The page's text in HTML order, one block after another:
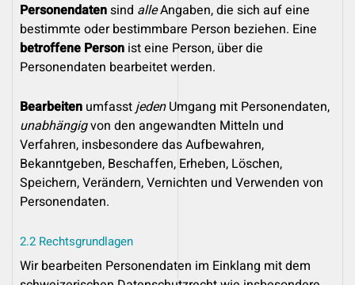
Personendatensind alleAngaben, die sich auf eine
bestimmte oder bestimmbare Person beziehen. Eine
betroffene Person ist eine Person, über die
Personendaten bearbeitet werden.
Bearbeiten umfasstjedenUmgang mit Personendaten,
unabhängigvon den angewandten Mitteln und
Verfahren, insbesondere das Aufbewahren,
Bekanntgeben, Beschaffen, Erheben, Löschen,
Speichern, Verändern, Vernichten und Verwenden von
Personendaten.
2.2 Rechtsgrundlagen
Wir bearbeiten Personendaten im Einklang mit dem